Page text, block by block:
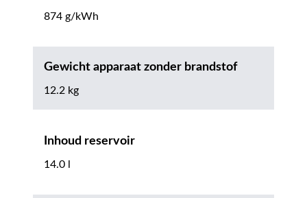
874 g/kWh
Gewicht apparaat zonder brandstof
12.2 kg
Inhoud reservoir
14.0 l